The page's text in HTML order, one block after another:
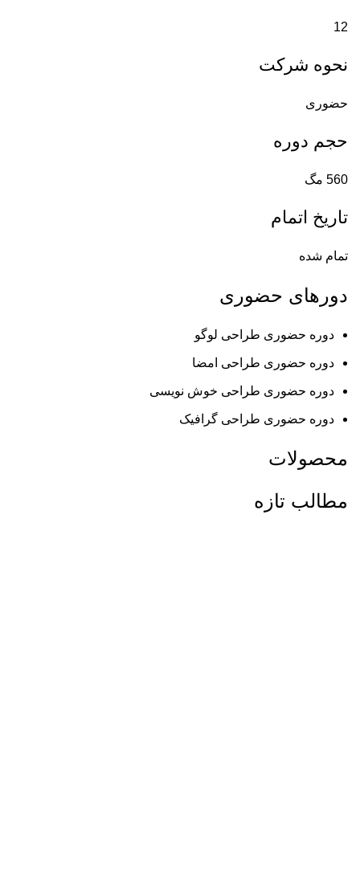
12
نحوه شرکت
حضوری
حجم دوره
560 مگ
تاریخ اتمام
تمام شده
دورهای حضوری
دوره حضوری طراحی لوگو
دوره حضوری طراحی امضا
دوره حضوری طراحی خوش نویسی
دوره حضوری طراحی گرافیک
محصولات
مطالب تازه